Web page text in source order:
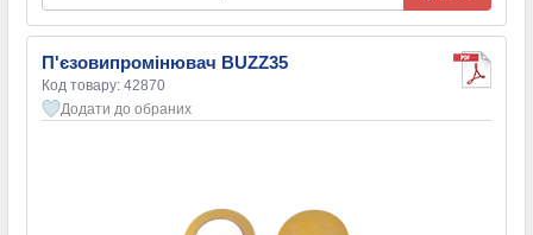
П'єзовипромінювач BUZZ35
Код товару: 42870
Додати до обраних